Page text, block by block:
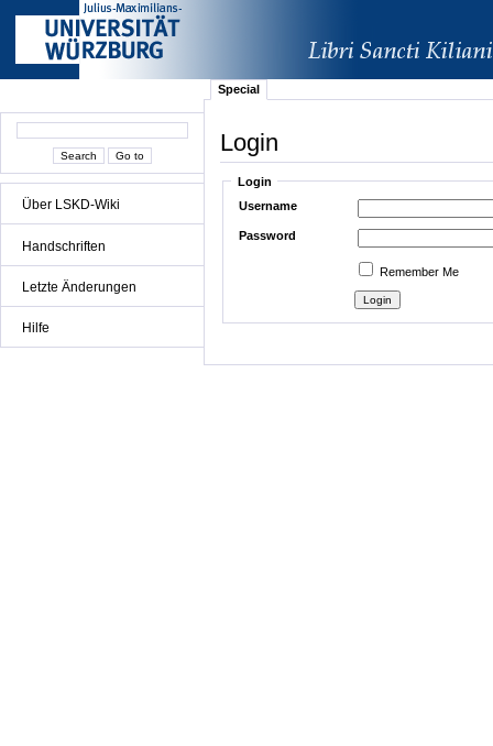
Über LSKD-Wiki
Handschriften
Letzte Änderungen
Hilfe
Special
Login
Login
Username
Password
Remember Me